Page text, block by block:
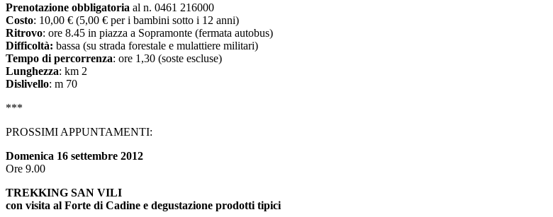
Prenotazione obbligatoria al n. 0461 216000
Costo: 10,00 € (5,00 € per i bambini sotto i 12 anni)
Ritrovo: ore 8.45 in piazza a Sopramonte (fermata autobus)
Difficoltà: bassa (su strada forestale e mulattiere militari)
Tempo di percorrenza: ore 1,30 (soste escluse)
Lunghezza: km 2
Dislivello: m 70
***
PROSSIMI APPUNTAMENTI:
Domenica 16 settembre 2012
Ore 9.00
TREKKING SAN VILI
con visita al Forte di Cadine e degustazione prodotti tipici